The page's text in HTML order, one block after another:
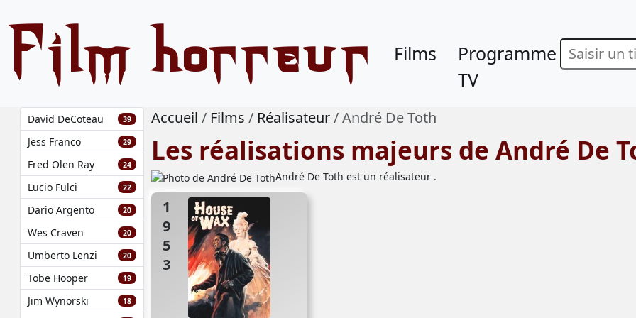
Film horreur Films
Programme
TV
David DeCoteau 39
Jess Franco 29
Fred Olen Ray 24
Lucio Fulci 22
Dario Argento 20
Wes Craven 20
Umberto Lenzi 20
Tobe Hooper 19
Jim Wynorski 18
Accueil Films Réalisateur André De Toth
Les réalisations majeurs de André De
André De Toth est un réalisateur .
1953